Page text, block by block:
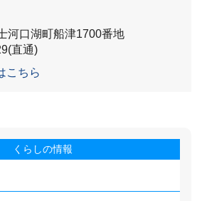
河口湖町船津1700番地
直通)
こちら
くらしの情報